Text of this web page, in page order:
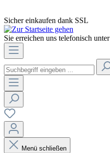
Sicher einkaufen dank SSL
Sie erreichen uns telefonisch unter
Menü schließen